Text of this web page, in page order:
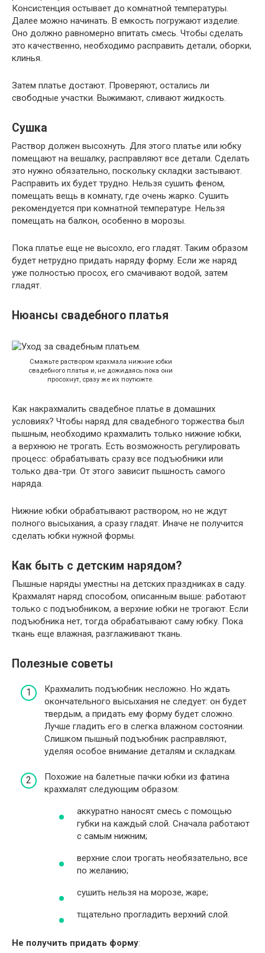
Консистенция остывает до комнатной температуры.
Далее можно начинать. В емкость погружают изделие.
Оно должно равномерно впитать смесь. Чтобы сделать
это качественно, необходимо расправить детали, оборки,
клинья.
Затем платье достают. Проверяют, остались ли
свободные участки. Выжимают, сливают жидкость.
Сушка
Раствор должен высохнуть. Для этого платье или юбку
помещают на вешалку, расправляют все детали. Сделать
это нужно обязательно, поскольку складки застывают.
Расправить их будет трудно. Нельзя сушить феном,
помещать вещь в комнату, где очень жарко. Сушить
рекомендуется при комнатной температуре. Нельзя
помещать на балкон, особенно в морозы.
Пока платье еще не высохло, его гладят. Таким образом
будет нетрудно придать наряду форму. Если же наряд
уже полностью просох, его смачивают водой, затем
гладят.
Нюансы свадебного платья
Смажьте раствором крахмала нижние юбки
свадебного платья и, не дожидаясь пока они
просохнут, сразу же их поутюжте.
Как накрахмалить свадебное платье в домашних
условиях? Чтобы наряд для свадебного торжества был
пышным, необходимо крахмалить только нижние юбки,
а верхнюю не трогать. Есть возможность регулировать
процесс: обрабатывать сразу все подъюбники или
только два-три. От этого зависит пышность самого
наряда.
Нижние юбки обрабатывают раствором, но не ждут
полного высыхания, а сразу гладят. Иначе не получится
сделать юбки нужной формы.
Как быть с детским нарядом?
Пышные наряды уместны на детских праздниках в саду.
Крахмалят наряд способом, описанным выше: работают
только с подъюбником, а верхние юбки не трогают. Если
подъюбника нет, тогда обрабатывают саму юбку. Пока
ткань еще влажная, разглаживают ткань.
Полезные советы
Крахмалить подъюбник несложно. Но ждать
окончательного высыхания не следует: он будет
твердым, а придать ему форму будет сложно.
Лучше гладить его в слегка влажном состоянии.
Слишком пышный подъюбник расправляют,
уделяя особое внимание деталям и складкам.
Похожие на балетные пачки юбки из фатина
крахмалят следующим образом:
аккуратно наносят смесь с помощью
губки на каждый слой. Сначала работают
с самым нижним;
верхние слои трогать необязательно, все
по желанию;
сушить нельзя на морозе, жаре;
тщательно прогладить верхний слой.
Не получить придать форму: